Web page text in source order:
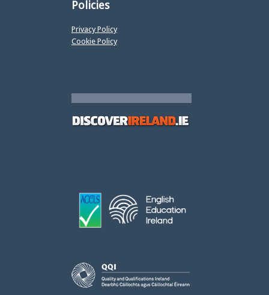
Policies
Privacy Policy
Cookie Policy